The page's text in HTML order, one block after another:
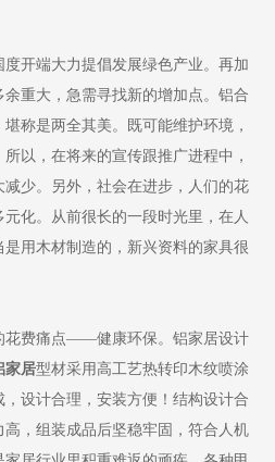
开端大力提倡发展绿色产业。再加
余重大，急需寻找新的增加点。铝合
称是两全其美。既可能维护环境，
以，在将来的宣传跟推广进程中，
少。另外，社会在进步，人们的花
化。从前很长的一段时光里，在人
用木材制造的，新兴资料的家具很
花费痛点——健康环保。铝家居设计
家居型材采用高工艺热转印木纹喷涂
设计合理，安装方便！结构设计合
，组装成品后坚稳牢固，符合人机